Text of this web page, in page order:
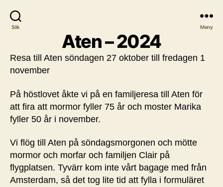
Sök Meny
Aten – 2024
Resa till Aten söndagen 27 oktober till fredagen 1
november
På höstlovet åkte vi på en familjeresa till Aten för
att fira att mormor fyller 75 år och moster Marika
fyller 50 år i november.
Vi flög till Aten på söndagsmorgonen och mötte
mormor och morfar och familjen Clair på
flygplatsen. Tyvärr kom inte vårt bagage med från
Amsterdam, så det tog lite tid att fylla i formuläret